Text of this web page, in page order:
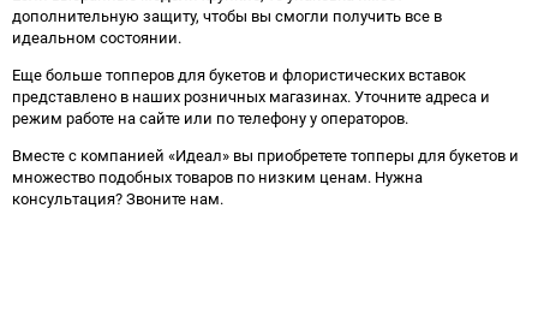
дополнительную защиту, чтобы вы смогли получить все в
идеальном состоянии.
Еще больше топперов для букетов и флористических вставок
представлено в наших розничных магазинах. Уточните адреса и
режим работе на сайте или по телефону у операторов.
Вместе с компанией «Идеал» вы приобретете топперы для букетов и
множество подобных товаров по низким ценам. Нужна
консультация? Звоните нам.